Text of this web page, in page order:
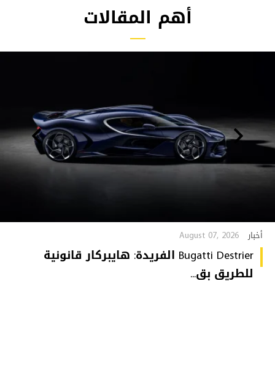
أهم المقالات
أخبار August 07, 2026
Bugatti Destrier الفريدة: هايبركار قانونية
للطريق بق...